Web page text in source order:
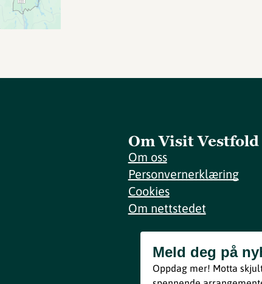
Om Visit Vestfold
Om oss
Personvernerklæring
Cookies
Om nettstedet
Meld deg på
Meld deg på
Oppdag mer! Motta